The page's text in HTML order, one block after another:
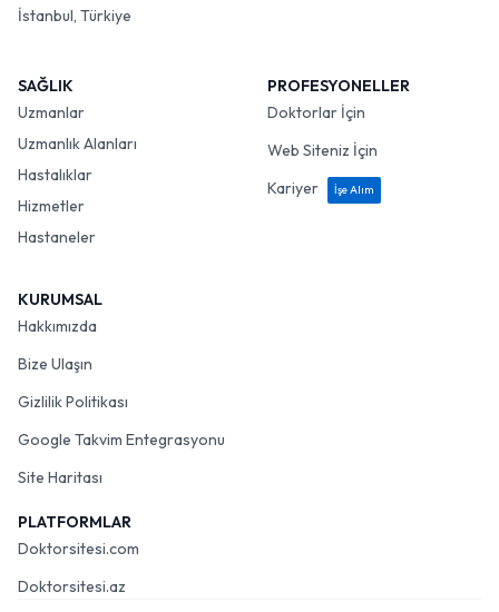
İstanbul, Türkiye
SAĞLIK
Uzmanlar
Uzmanlık Alanları
Hastalıklar
Hizmetler
Hastaneler
PROFESYONELLER
Doktorlar İçin
Web Siteniz İçin
Kariyer
İşe Alım
KURUMSAL
Hakkımızda
Bize Ulaşın
Gizlilik Politikası
Google Takvim Entegrasyonu
Site Haritası
PLATFORMLAR
Doktorsitesi.com
Doktorsitesi.az